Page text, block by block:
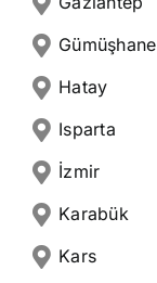
Gümüşhane
Hatay
Isparta
İzmir
Karabük
Kars